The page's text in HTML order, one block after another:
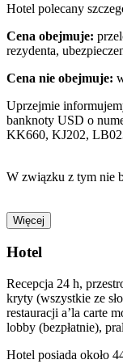
Hotel polecany
Cena obejmuje:
rezydenta,
Cena nie obejmuje:
Uprzejmie
banknoty USD o
KK660, KJ202,
W związku z tym nie
Więcej
Hotel
Recepcja 24 h,
kryty (wszystkie ze
restauracji a’la carte
lobby (bezpłatnie),
Hotel posiada około